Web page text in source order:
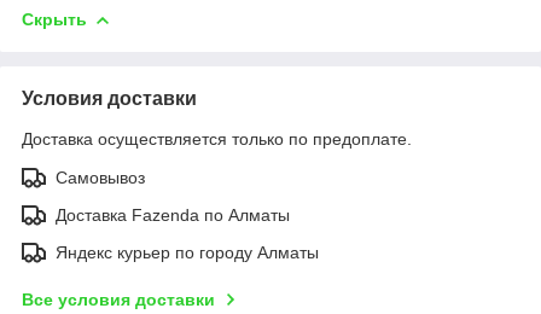
Скрыть
Условия доставки
Доставка осуществляется только по предоплате.
Самовывоз
Доставка Fazenda по Алматы
Яндекс курьер по городу Алматы
Все условия доставки